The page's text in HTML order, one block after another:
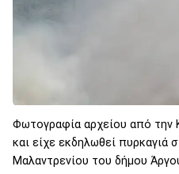
Φωτογραφία αρχείου από την
και είχε εκδηλωθεί πυρκαγιά
Μαλαντρενίου του δήμου